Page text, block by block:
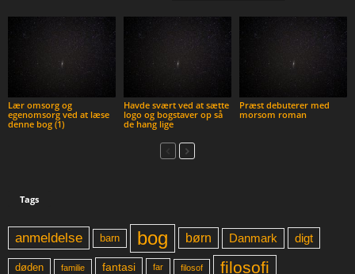
Lær omsorg og
egenomsorg ved at læse
denne bog (1)
Havde svært ved at sætte
logo og bogstaver op så
de hang lige
Præst debuterer med
morsom roman
Tags
anmeldelse barn bog børn Danmark digt
døden familie fantasi far filosof
filosofi